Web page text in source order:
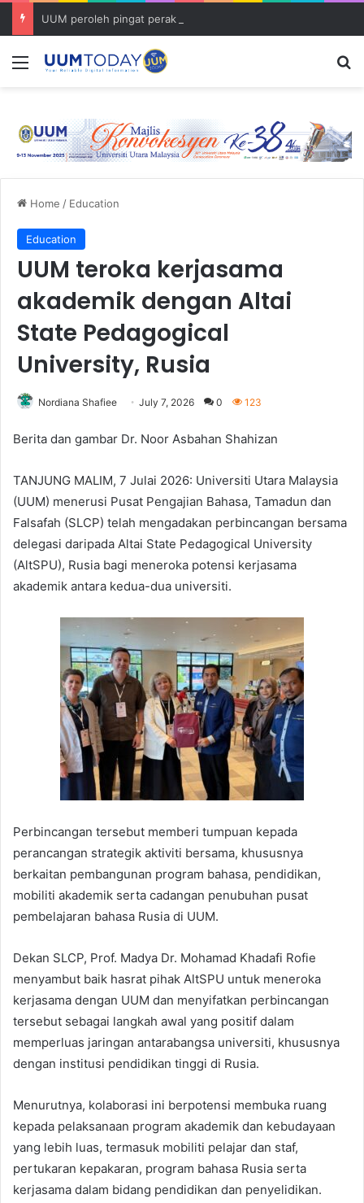
Menu
Home / Education
Education
UUM teroka kerjasama
akademik dengan Altai
State Pedagogical
University, Rusia
Nordiana Shafiee July 7, 2026 0 123
Berita dan gambar Dr. Noor Asbahan Shahizan
TANJUNG MALIM, 7 Julai 2026: Universiti Utara Malaysia
(UUM) menerusi Pusat Pengajian Bahasa, Tamadun dan
Falsafah (SLCP) telah mengadakan perbincangan bersama
delegasi daripada Altai State Pedagogical University
(AltSPU), Rusia bagi meneroka potensi kerjasama
akademik antara kedua-dua universiti.
Perbincangan tersebut memberi tumpuan kepada
perancangan strategik aktiviti bersama, khususnya
berkaitan pembangunan program bahasa, pendidikan,
mobiliti akademik serta cadangan penubuhan pusat
pembelajaran bahasa Rusia di UUM.
Dekan SLCP, Prof. Madya Dr. Mohamad Khadafi Rofie
menyambut baik hasrat pihak AltSPU untuk meneroka
kerjasama dengan UUM dan menyifatkan perbincangan
tersebut sebagai langkah awal yang positif dalam
memperluas jaringan antarabangsa universiti, khususnya
dengan institusi pendidikan tinggi di Rusia.
Menurutnya, kolaborasi ini berpotensi membuka ruang
kepada pelaksanaan program akademik dan kebudayaan
yang lebih luas, termasuk mobiliti pelajar dan staf,
pertukaran kepakaran, program bahasa Rusia serta
kerjasama dalam bidang pendidikan dan penyelidikan.